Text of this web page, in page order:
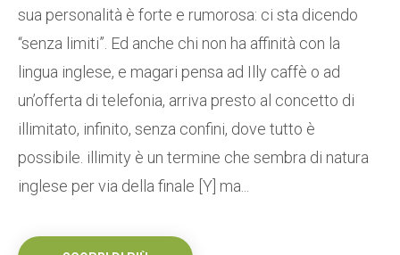
sua personalità è forte e rumorosa: ci sta dicendo
“senza limiti”. Ed anche chi non ha affinità con la
lingua inglese, e magari pensa ad Illy caffè o ad
un’offerta di telefonia, arriva presto al concetto di
illimitato, infinito, senza confini, dove tutto è
possibile. illimity è un termine che sembra di natura
inglese per via della finale [Y] ma...